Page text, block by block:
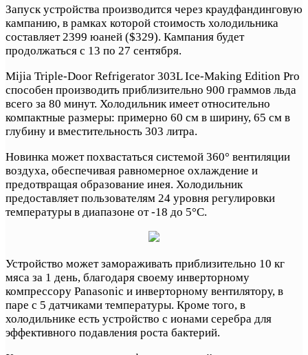
Запуск устройства производится через краудфандинговую
кампанию, в рамках которой стоимость холодильника
составляет 2399 юаней ($329). Кампания будет
продолжаться с 13 по 27 сентября.
Mijia Triple-Door Refrigerator 303L Ice-Making Edition Pro
способен производить приблизительно 900 граммов льда
всего за 80 минут. Холодильник имеет относительно
компактные размеры: примерно 60 см в ширину, 65 см в
глубину и вместительность 303 литра.
Новинка может похвастаться системой 360° вентиляции
воздуха, обеспечивая равномерное охлаждение и
предотвращая образование инея. Холодильник
предоставляет пользователям 24 уровня регулировки
температуры в диапазоне от -18 до 5°C.
Устройство может замораживать приблизительно 10 кг
мяса за 1 день, благодаря своему инверторному
компрессору Panasonic и инверторному вентилятору, в
паре с 5 датчиками температуры. Кроме того, в
холодильнике есть устройство с ионами серебра для
эффективного подавления роста бактерий.